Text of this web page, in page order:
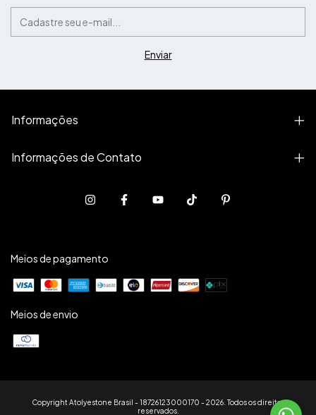
Informações
Informações de Contato
Meios de pagamento
Meios de envio
Copyright Atolyestone Brasil - 18726123000170 - 2026. Todos os direitos
reservados.